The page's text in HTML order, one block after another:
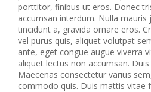
porttitor, finibus ut eros. Donec
accumsan interdum. Nulla
tincidunt a, gravida ornare eros.
vel purus quis, aliquet volutpat
ante, eget congue augue viverra
aliquet lectus non accumsan.
Maecenas consectetur varius
commodo quis. Duis mattis vitae